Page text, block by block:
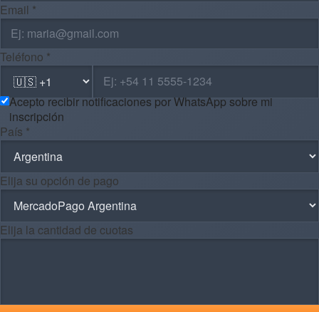
Email *
Teléfono *
Acepto recibir notificaciones por WhatsApp sobre mi
inscripción
País *
Elija su opción de pago
Elija la cantidad de cuotas